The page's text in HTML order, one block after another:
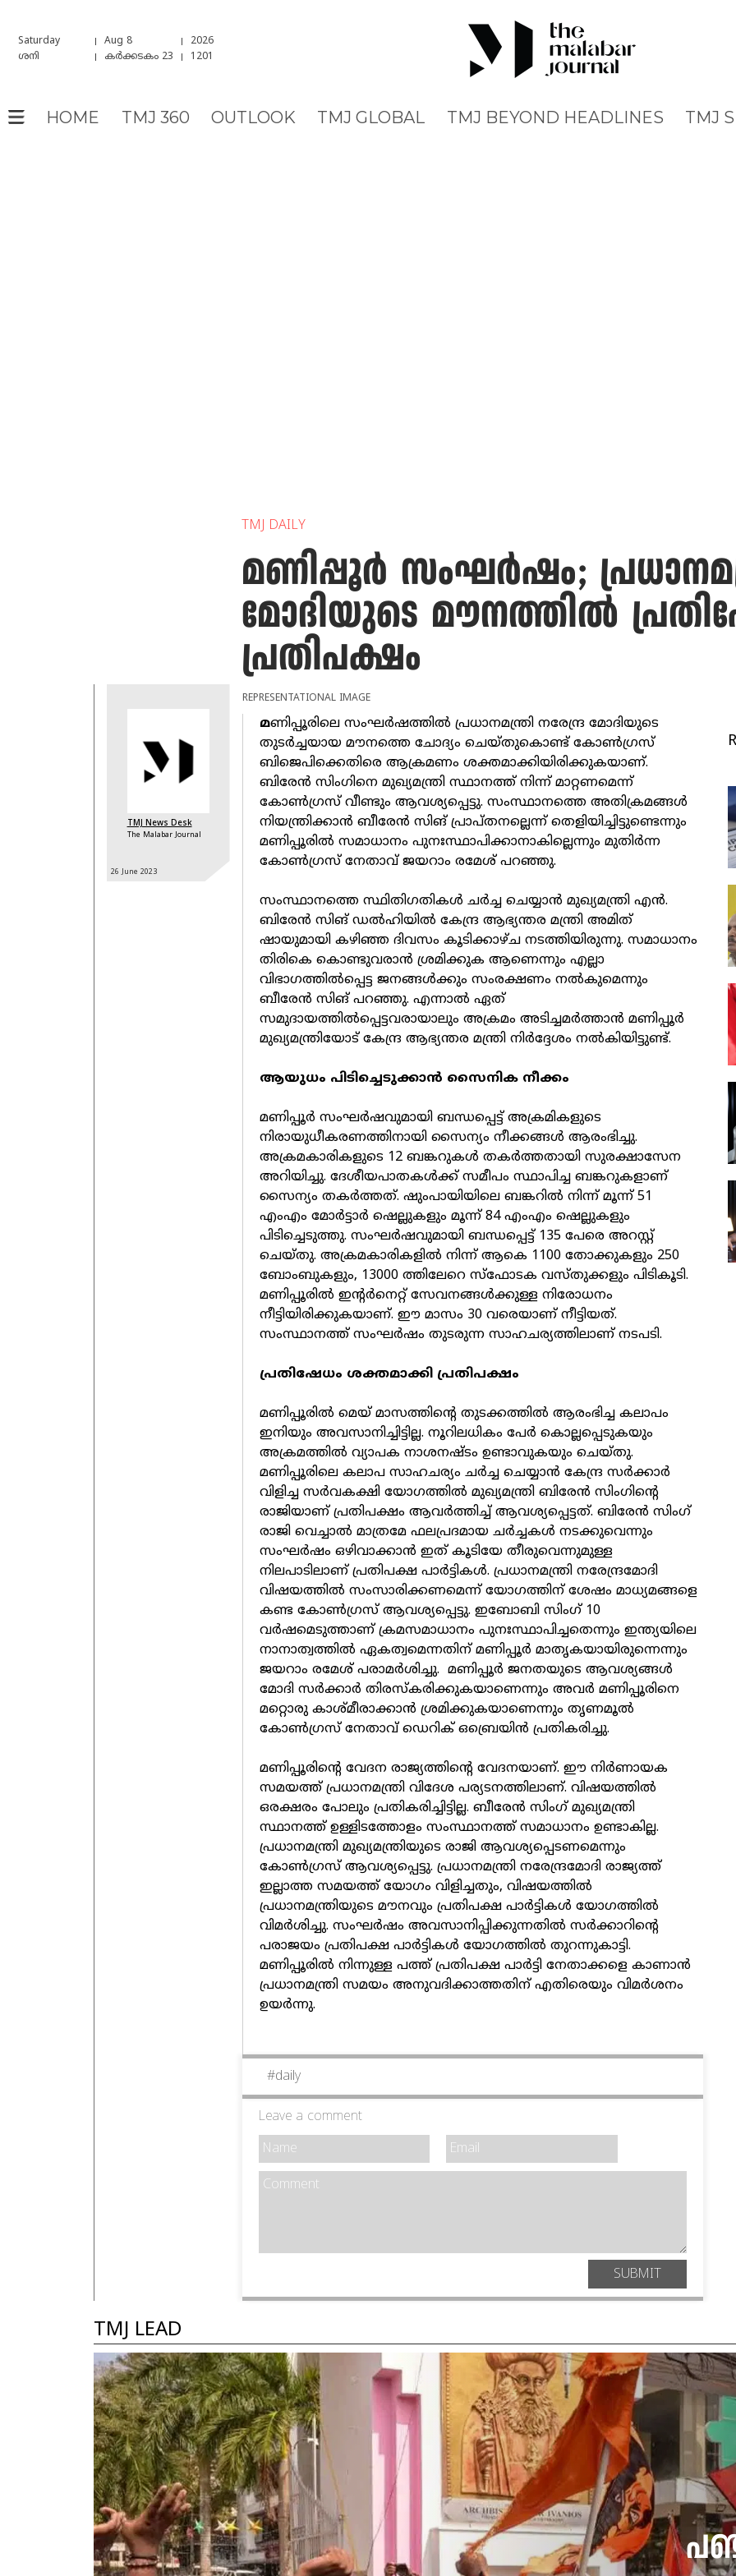
Saturday Aug 8
2026
ശനി
കർക്കടകം 23 1201
HOME TMJ 360 OUTLOOK TMJ GLOBAL TMJ BEYOND HEADLINES TMJ
TMJ DAILY
മണിപ്പൂർ സംഘർഷം;
മോദിയുടെ മൗനത്തിൽ
പ്രതിപക്ഷം
TMJ News Desk
The Malabar Journal
26 June 2023
REPRESENTATIONAL IMAGE
മണിപ്പൂരിലെ സംഘർഷത്തിൽ പ്രധാനമന്ത്രി നരേന്ദ്ര മോദിയുടെ
തുടർച്ചയായ മൗനത്തെ ചോദ്യം ചെയ്തുകൊണ്ട് കോൺഗ്രസ്
ബിജെപിക്കെതിരെ ആക്രമണം ശക്തമാക്കിയിരിക്കുകയാണ്.
ബിരേൻ സിംഗിനെ മുഖ്യമന്ത്രി സ്ഥാനത്ത് നിന്ന് മാറ്റണമെന്ന്
കോൺഗ്രസ് വീണ്ടും ആവശ്യപ്പെട്ടു. സംസ്ഥാനത്തെ അതിക്രമങ്ങൾ
നിയന്ത്രിക്കാൻ ബീരേൻ സിങ് പ്രാപ്തനല്ലെന്ന് തെളിയിച്ചിട്ടുണ്ടെന്നും
മണിപ്പൂരിൽ സമാധാനം പുനഃസ്ഥാപിക്കാനാകില്ലെന്നും മുതിർന്ന
കോൺഗ്രസ് നേതാവ് ജയറാം രമേശ് പറഞ്ഞു.
സംസ്ഥാനത്തെ സ്ഥിതിഗതികൾ ചർച്ച ചെയ്യാൻ മുഖ്യമന്ത്രി എൻ.
ബിരേൻ സിങ് ഡൽഹിയിൽ കേന്ദ്ര ആഭ്യന്തര മന്ത്രി അമിത്
ഷായുമായി കഴിഞ്ഞ ദിവസം കൂടിക്കാഴ്ച നടത്തിയിരുന്നു. സമാധാനം
തിരികെ കൊണ്ടുവരാൻ ശ്രമിക്കുക ആണെന്നും എല്ലാ
വിഭാഗത്തിൽപ്പെട്ട ജനങ്ങൾക്കും സംരക്ഷണം നൽകുമെന്നും
ബീരേൻ സിങ് പറഞ്ഞു. എന്നാൽ ഏത്
സമുദായത്തിൽപ്പെട്ടവരായാലും അക്രമം അടിച്ചമർത്താൻ മണിപ്പൂർ
മുഖ്യമന്ത്രിയോട് കേന്ദ്ര ആഭ്യന്തര മന്ത്രി നിർദ്ദേശം നൽകിയിട്ടുണ്ട്.
ആയുധം പിടിച്ചെടുക്കാൻ സൈനിക നീക്കം
മണിപ്പൂർ സംഘർഷവുമായി ബന്ധപ്പെട്ട് അക്രമികളുടെ
നിരായുധീകരണത്തിനായി സൈന്യം നീക്കങ്ങൾ ആരംഭിച്ചു.
അക്രമകാരികളുടെ 12 ബങ്കറുകൾ തകർത്തതായി സുരക്ഷാസേന
അറിയിച്ചു. ദേശീയപാതകൾക്ക് സമീപം സ്ഥാപിച്ച ബങ്കറുകളാണ്
സൈന്യം തകർത്തത്. ഷുംപായിയിലെ ബങ്കറിൽ നിന്ന് മൂന്ന് 51
എംഎം മോർട്ടാർ ഷെല്ലുകളും മൂന്ന് 84 എംഎം ഷെല്ലുകളും
പിടിച്ചെടുത്തു. സംഘർഷവുമായി ബന്ധപ്പെട്ട് 135 പേരെ അറസ്റ്റ്
ചെയ്തു. അക്രമകാരികളിൽ നിന്ന് ആകെ 1100 തോക്കുകളും 250
ബോംബുകളും, 13000 ത്തിലേറെ സ്‌ഫോടക വസ്തുക്കളും പിടികൂടി.
മണിപ്പൂരിൽ ഇന്റർനെറ്റ് സേവനങ്ങൾക്കുള്ള നിരോധനം
നീട്ടിയിരിക്കുകയാണ്. ഈ മാസം 30 വരെയാണ് നീട്ടിയത്.
സംസ്ഥാനത്ത് സംഘർഷം തുടരുന്ന സാഹചര്യത്തിലാണ് നടപടി.
പ്രതിഷേധം ശക്തമാക്കി പ്രതിപക്ഷം
മണിപ്പൂരിൽ മെയ് മാസത്തിന്റെ തുടക്കത്തിൽ ആരംഭിച്ച കലാപം
ഇനിയും അവസാനിച്ചിട്ടില്ല. നൂറിലധികം പേർ കൊല്ലപ്പെടുകയും
അക്രമത്തിൽ വ്യാപക നാശനഷ്ടം ഉണ്ടാവുകയും ചെയ്തു.
മണിപ്പൂരിലെ കലാപ സാഹചര്യം ചർച്ച ചെയ്യാൻ കേന്ദ്ര സർക്കാർ
വിളിച്ച സർവകക്ഷി യോഗത്തിൽ മുഖ്യമന്ത്രി ബിരേൻ സിംഗിന്റെ
രാജിയാണ് പ്രതിപക്ഷം ആവർത്തിച്ച് ആവശ്യപ്പെട്ടത്. ബിരേൻ സിംഗ്
രാജി വെച്ചാൽ മാത്രമേ ഫലപ്രദമായ ചർച്ചകൾ നടക്കുവെന്നും
സംഘർഷം ഒഴിവാക്കാൻ ഇത് കൂടിയേ തീരുവെന്നുമുള്ള
നിലപാടിലാണ് പ്രതിപക്ഷ പാർട്ടികൾ. പ്രധാനമന്ത്രി നരേന്ദ്രമോദി
വിഷയത്തിൽ സംസാരിക്കണമെന്ന് യോഗത്തിന് ശേഷം മാധ്യമങ്ങളെ
കണ്ട കോൺഗ്രസ് ആവശ്യപ്പെട്ടു. ഇബോബി സിംഗ് 10
വർഷമെടുത്താണ് ക്രമസമാധാനം പുനഃസ്ഥാപിച്ചതെന്നും ഇന്ത്യയിലെ
നാനാത്വത്തിൽ ഏകത്വമെന്നതിന് മണിപ്പൂർ മാതൃകയായിരുന്നെന്നും
ജയറാം രമേശ് പരാമർശിച്ചു. മണിപ്പൂർ ജനതയുടെ ആവശ്യങ്ങൾ
മോദി സർക്കാർ തിരസ്‌കരിക്കുകയാണെന്നും അവർ മണിപ്പൂരിനെ
മറ്റൊരു കാശ്മീരാക്കാൻ ശ്രമിക്കുകയാണെന്നും തൃണമൂൽ
കോൺഗ്രസ് നേതാവ് ഡെറിക് ഒബ്രെയിൻ പ്രതികരിച്ചു.
മണിപ്പൂരിന്റെ വേദന രാജ്യത്തിന്റെ വേദനയാണ്. ഈ നിർണായക
സമയത്ത് പ്രധാനമന്ത്രി വിദേശ പര്യടനത്തിലാണ്. വിഷയത്തിൽ
ഒരക്ഷരം പോലും പ്രതികരിച്ചിട്ടില്ല. ബീരേൻ സിംഗ് മുഖ്യമന്ത്രി
സ്ഥാനത്ത് ഉള്ളിടത്തോളം സംസ്ഥാനത്ത് സമാധാനം ഉണ്ടാകില്ല.
പ്രധാനമന്ത്രി മുഖ്യമന്ത്രിയുടെ രാജി ആവശ്യപ്പെടണമെന്നും
കോൺഗ്രസ് ആവശ്യപ്പെട്ടു. പ്രധാനമന്ത്രി നരേന്ദ്രമോദി രാജ്യത്ത്
ഇല്ലാത്ത സമയത്ത് യോഗം വിളിച്ചതും, വിഷയത്തിൽ
പ്രധാനമന്ത്രിയുടെ മൗനവും പ്രതിപക്ഷ പാർട്ടികൾ യോഗത്തിൽ
വിമർശിച്ചു. സംഘർഷം അവസാനിപ്പിക്കുന്നതിൽ സർക്കാറിന്റെ
പരാജയം പ്രതിപക്ഷ പാർട്ടികൾ യോഗത്തിൽ തുറന്നുകാട്ടി.
മണിപ്പൂരിൽ നിന്നുള്ള പത്ത് പ്രതിപക്ഷ പാർട്ടി നേതാക്കളെ കാണാൻ
പ്രധാനമന്ത്രി സമയം അനുവദിക്കാത്തതിന് എതിരെയും വിമർശനം
ഉയർന്നു.
#daily
Leave a comment
SUBMIT
TMJ LEAD